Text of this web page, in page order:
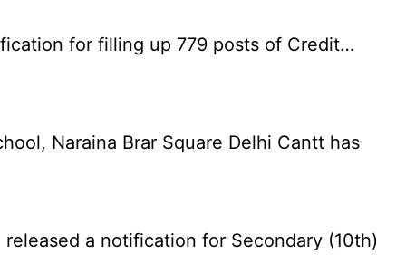
for filling up 779 posts of Credit…
Naraina Brar Square Delhi Cantt has
released a notification for Secondary (10th)